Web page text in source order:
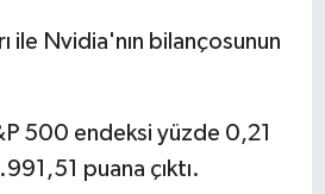
ile Nvidia'nın bilançosunun
500 endeksi yüzde 0,21
puana çıktı.